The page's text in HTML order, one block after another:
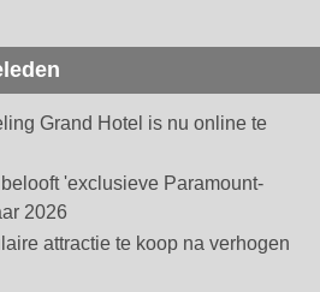
Grand Hotel is nu online te
'exclusieve Paramount-
2026
attractie te koop na verhogen